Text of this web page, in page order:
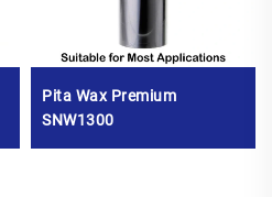
Pita Wax Premium
SNW1300